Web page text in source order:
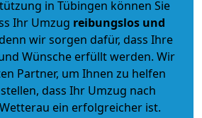
in Tübingen können Sie
Ihr Umzug reibungslos und
wir sorgen dafür, dass Ihre
Wünsche erfüllt werden. Wir
Partner, um Ihnen zu helfen
dass Ihr Umzug nach
ein erfolgreicher ist.